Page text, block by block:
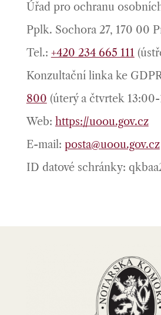
Úřad pro ochranu
Pplk. Sochora 27, 170 00
Tel.: +420 234 665 111
Konzultační linka ke
800 (úterý a čtvrtek 13:00-
Web: https://uoou.gov.cz
E-mail: posta@uoou.gov.cz
ID datové schránky: